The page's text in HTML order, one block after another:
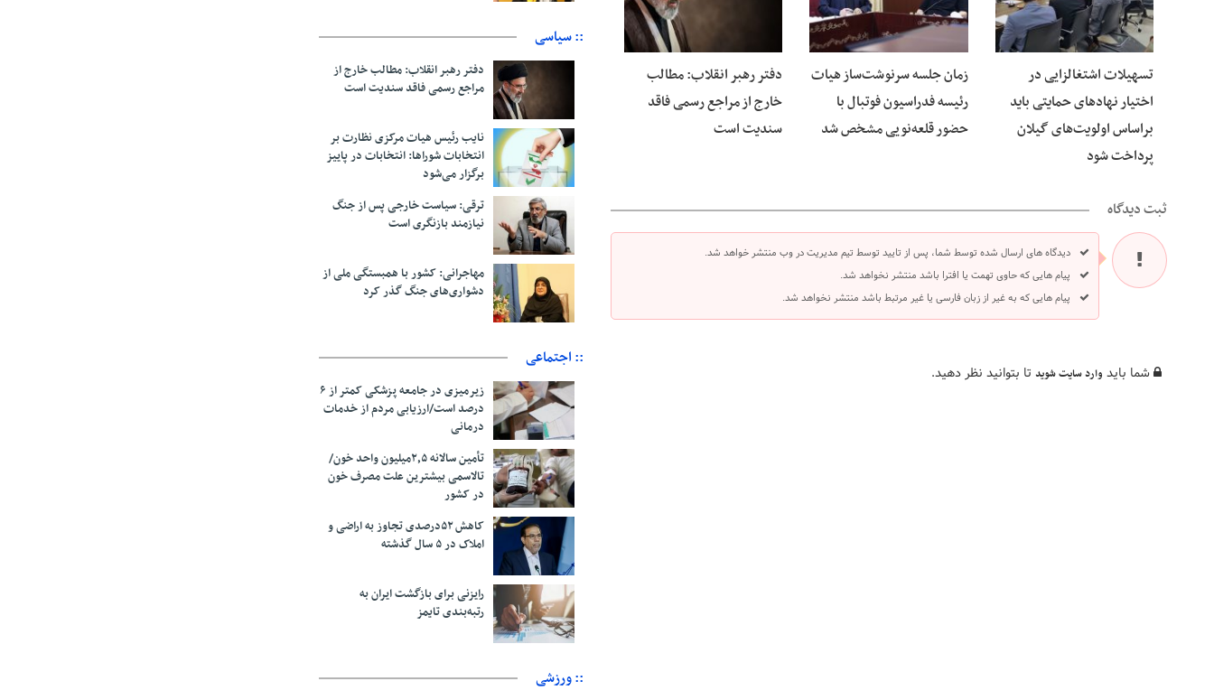
تسهیلات اشتغالزایی در
اختیار نهادهای حمایتی باید
براساس اولویت‌های گیلان
پرداخت شود
زمان جلسه سرنوشت‌ساز هیات
رئیسه فدراسیون فوتبال با
حضور قلعه‌نویی مشخص شد
دفتر رهبر انقلاب: مطالب
خارج از مراجع رسمی فاقد
سندیت است
ثبت دیدگاه
دیدگاه های ارسال شده توسط شما، پس از تایید توسط تیم مدیریت در وب منتشر خواهد شد.
پیام هایی که حاوی تهمت یا افترا باشد منتشر نخواهد شد.
پیام هایی که به غیر از زبان فارسی یا غیر مرتبط باشد منتشر نخواهد شد.
شما باید وارد سایت شوید تا بتوانید نظر دهید.
:: سیاسی
دفتر رهبر انقلاب: مطالب خارج از
مراجع رسمی فاقد سندیت است
نایب رئیس هیات مرکزی نظارت بر
انتخابات شوراها: انتخابات در پاییز
برگزار می‌شود
ترقی: سیاست خارجی پس از جنگ
نیازمند بازنگری است
مهاجرانی: کشور با همبستگی ملی از
دشواری‌های جنگ گذر کرد
:: اجتماعی
زیرمیزی در جامعه پزشکی کمتر از ۶
درصد است/ارزیابی مردم از خدمات
درمانی
تأمین سالانه ۲٫۵میلیون واحد خون/
تالاسمی بیشترین علت مصرف‌ خون
در کشور
کاهش ۵۲درصدی تجاوز به اراضی و
املاک در ۵ سال گذشته
رایزنی برای بازگشت ایران به
رتبه‌بندی تایمز
:: ورزشی